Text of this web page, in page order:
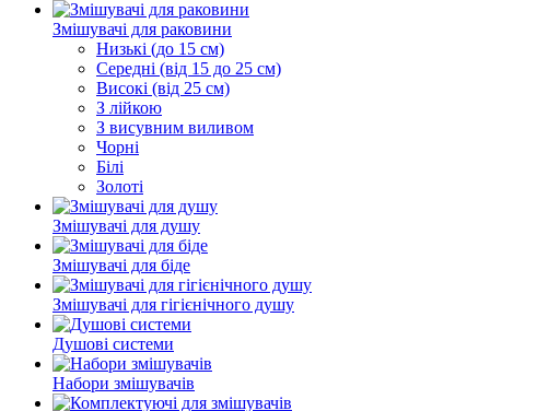
Змішувачі для раковини
Низькі (до 15 см)
Середні (від 15 до 25 см)
Високі (від 25 см)
З лійкою
З висувним виливом
Чорні
Білі
Золоті
Змішувачі для душу
Змішувачі для біде
Змішувачі для гігієнічного душу
Душові системи
Набори змішувачів